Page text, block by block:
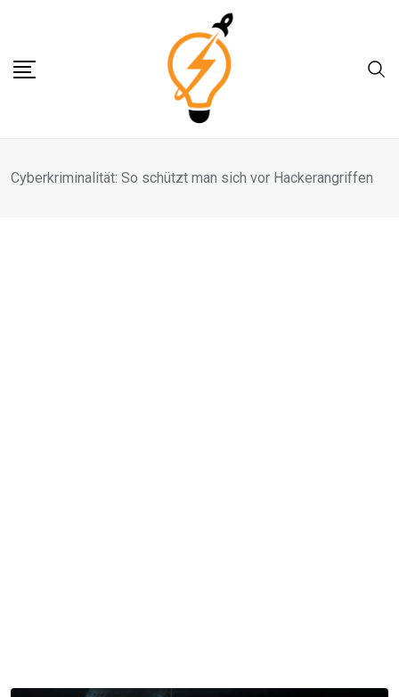
content
Cyberkriminalität: So schützt man sich vor Hackerangriffen